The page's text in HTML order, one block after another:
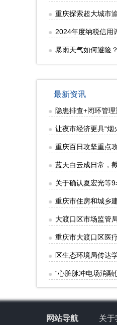
重庆探索超大城市
2024年度纳税信用
暴雨天气如何避险
最新资讯
隐患排查+闭环管
让夜市经济更具“
重庆百日攻坚重点
蓝天白云成日常，
关于确认夏宏光等
重庆市住房和城乡
大渡口区市场监管
重庆市大渡口区医
区生态环境局传达
“心脏脉冲电场消融
网站导航 关于